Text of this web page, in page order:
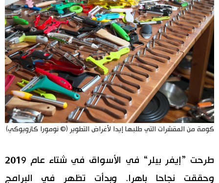
كومة من المقشرات التي طلبها إيدا لأغراض التطوير (© نومورا كازويوكي)
طرحت ”إيفر بيلر“ في الأسواق في شتاء عام 2019
وحققت نجاحا باهرا. وبدأت تظهر في البرامج